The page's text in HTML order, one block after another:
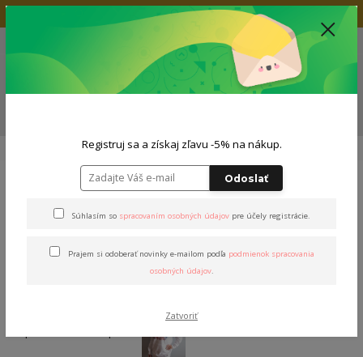
Doprava zadarmo nad 80€
0
0,00 EUR
Dámsky outfit Outfit "Stašák&Košč"
Outfit "Stašák&Košč"
Registruj sa a získaj zľavu -5% na nákup.
Odoslať
Súhlasím so spracovaním osobných údajovpre účely registrácie.
Prajem si odoberať novinky e-mailom podľa podmienok spracovania
osobných údajov.
Zatvoriť